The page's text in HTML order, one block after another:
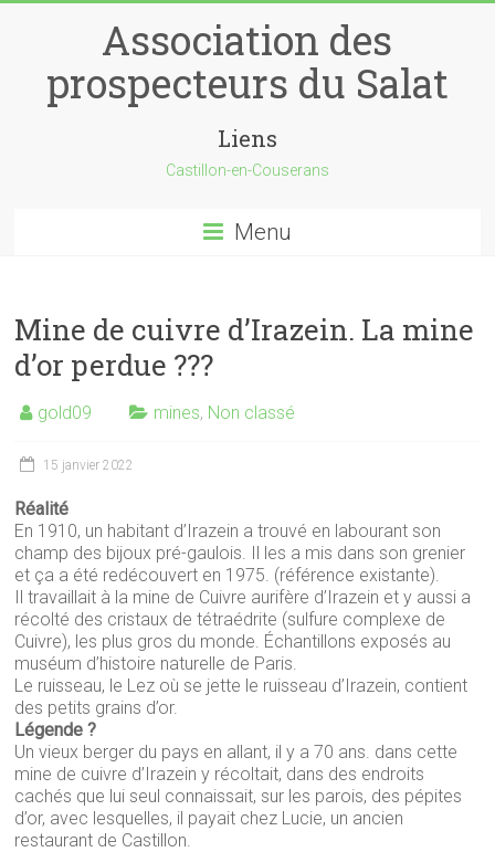
Association des
prospecteurs du Salat
Liens
Castillon-en-Couserans
Menu
Mine de cuivre d’Irazein. La mine
d’or perdue ???
gold09 mines, Non classé
15 janvier 2022
Réalité
En 1910, un habitant d’Irazein a trouvé en labourant son
champ des bijoux pré-gaulois. Il les a mis dans son grenier
et ça a été redécouvert en 1975. (référence existante).
Il travaillait à la mine de Cuivre aurifère d’Irazein et y aussi a
récolté des cristaux de tétraédrite (sulfure complexe de
Cuivre), les plus gros du monde. Échantillons exposés au
muséum d’histoire naturelle de Paris.
Le ruisseau, le Lez où se jette le ruisseau d’Irazein, contient
des petits grains d’or.
Légende ?
Un vieux berger du pays en allant, il y a 70 ans. dans cette
mine de cuivre d’Irazein y récoltait, dans des endroits
cachés que lui seul connaissait, sur les parois, des pépites
d’or, avec lesquelles, il payait chez Lucie, un ancien
restaurant de Castillon.